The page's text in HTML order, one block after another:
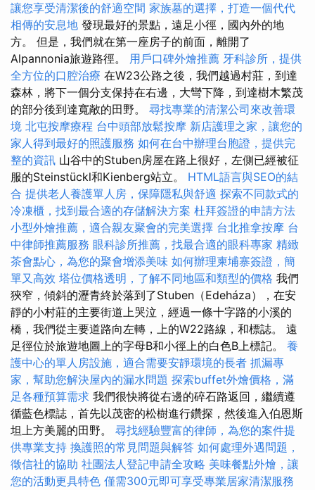
讓您享受清潔後的舒適空間 家族墓的選擇，打造一個代代
相傳的安息地 發現最好的景點，遠足小徑，國內外的地
方。 但是，我們就在第一座房子的前面，離開了
Alpannonia旅遊路徑。 用戶口碑外燴推薦 牙科診所，提供
全方位的口腔治療 在W23公路之後，我們越過村莊，到達
森林，將下一個分支保持在右邊，大彎下降，到達樹木繁茂
的部分後到達寬敞的田野。 尋找專業的清潔公司來改善環
境 北屯按摩療程 台中頭部放鬆按摩 新店護理之家，讓您的
家人得到最好的照護服務 如何在台中辦理台胞證，提供完
整的資訊 山谷中的Stuben房屋在路上很好，左側已經被征
服的Steinstückl和Kienberg站立。 HTML語言與SEO的結
合 提供老人養護單人房，保障隱私與舒適 探索不同款式的
冷凍櫃，找到最合適的存儲解決方案 杜拜簽證的申請方法
小型外燴推薦，適合親友聚會的完美選擇 台北推拿按摩 台
中律師推薦服務 眼科診所推薦，找最合適的眼科專家 精緻
茶會點心，為您的聚會增添美味 如何辦理柬埔寨簽證，簡
單又高效 塔位價格透明，了解不同地區和類型的價格 我們
狹窄，傾斜的瀝青終於落到了Stuben（Edeháza），在安
靜的小村莊的主要街道上哭泣，經過一條十字路的小溪的
橋，我們從主要道路向左轉，上的W22路線，和標誌。 遠
足徑位於旅遊地圖上的字母B和小徑上的白色B上標記。 養
護中心的單人房設施，適合需要安靜環境的長者 抓漏專
家，幫助您解決屋內的漏水問題 探索buffet外燴價格，滿
足各種預算需求 我們很快將從右邊的碎石路返回，繼續遵
循藍色標誌，首先以茂密的松樹進行鑽探，然後進入伯恩斯
坦上方美麗的田野。 尋找經驗豐富的律師，為您的案件提
供專業支持 換護照的常見問題與解答 如何處理外遇問題，
徵信社的協助 社團法人登記申請全攻略 美味餐點外燴，讓
您的活動更具特色 僅需300元即可享受專業居家清潔服務